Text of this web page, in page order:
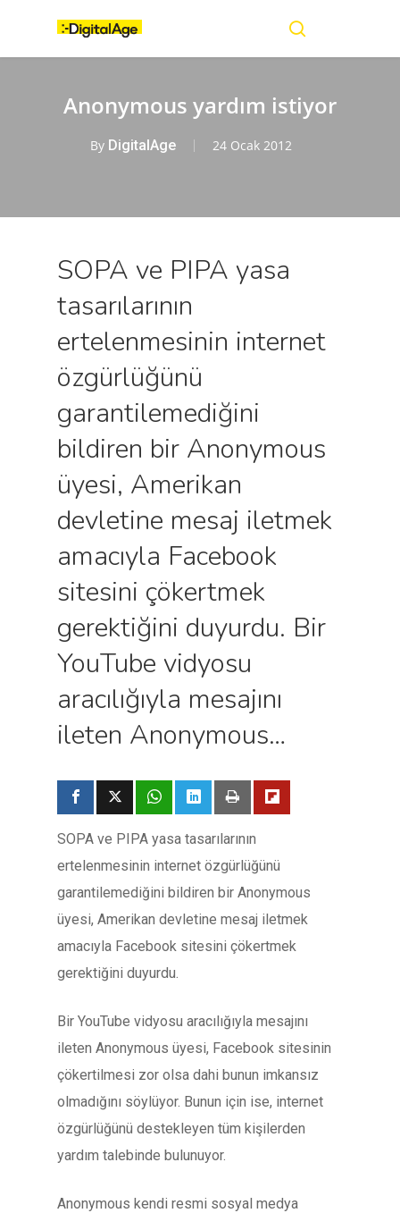
content
Anonymous yardım istiyor
By DigitalAge 24 Ocak 2012
SOPA ve PIPA yasa
tasarılarının
ertelenmesinin internet
özgürlüğünü
garantilemediğini
bildiren bir Anonymous
üyesi, Amerikan
devletine mesaj iletmek
amacıyla Facebook
sitesini çökertmek
gerektiğini duyurdu. Bir
YouTube vidyosu
aracılığıyla mesajını
ileten Anonymous…
SOPA ve PIPA yasa tasarılarının
ertelenmesinin internet özgürlüğünü
garantilemediğini bildiren bir Anonymous
üyesi, Amerikan devletine mesaj iletmek
amacıyla Facebook sitesini çökertmek
gerektiğini duyurdu.
Bir YouTube vidyosu aracılığıyla mesajını
ileten Anonymous üyesi, Facebook sitesinin
çökertilmesi zor olsa dahi bunun imkansız
olmadığını söylüyor. Bunun için ise, internet
özgürlüğünü destekleyen tüm kişilerden
yardım talebinde bulunuyor.
Anonymous kendi resmi sosyal medya